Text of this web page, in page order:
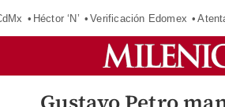
Héctor ‘N’ Verificación Edomex